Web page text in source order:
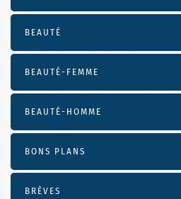
BEAUTÉ
BEAUTÉ-FEMME
BEAUTÉ-HOMME
BONS PLANS
BRÈVES